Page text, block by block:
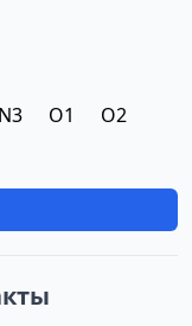
N3 O1
O2